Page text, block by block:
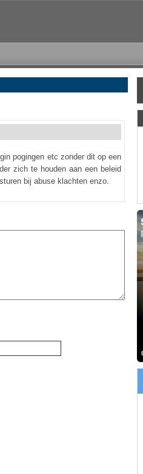
pogingen etc zonder dit op een
zich te houden aan een beleid
bij abuse klachten enzo.